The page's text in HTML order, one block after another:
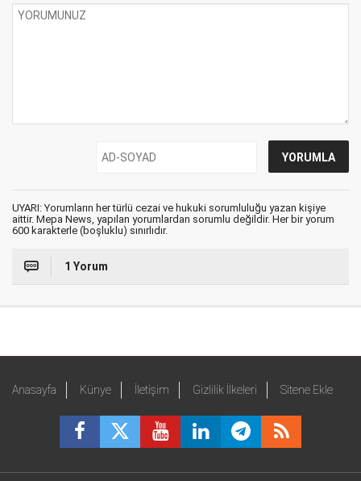
UYARI: Yorumların her türlü cezai ve hukuki sorumluluğu yazan kişiye
aittir. Mepa News, yapılan yorumlardan sorumlu değildir. Her bir yorum
600 karakterle (boşluklu) sınırlıdır.
1 Yorum
Anasayfa Künye İletişim Gizlilik İlkeleri Sitene Ekle